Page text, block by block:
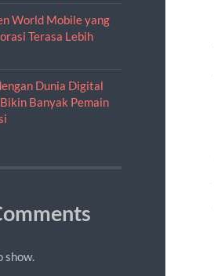
World Mobile yang
Terasa Lebih
Dunia Digital
Banyak Pemain
show.